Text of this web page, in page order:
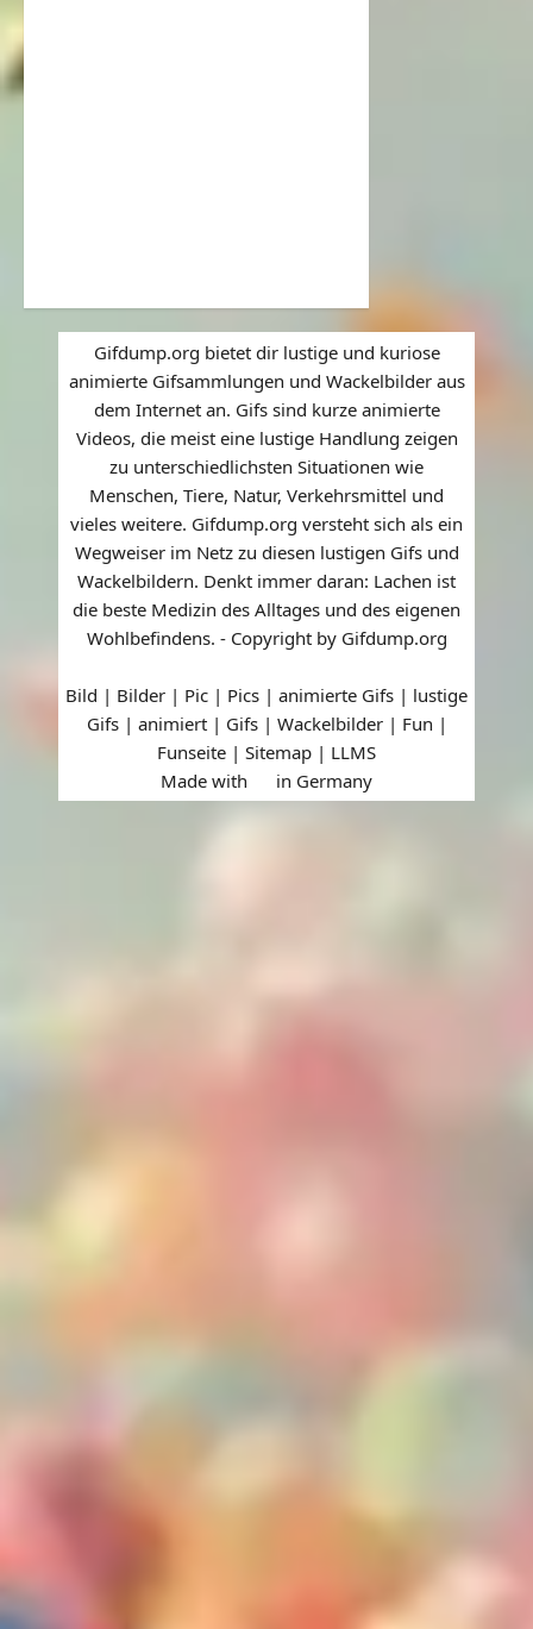
Gifdump.org bietet dir lustige und kuriose
animierte Gifsammlungen und Wackelbilder aus
dem Internet an. Gifs sind kurze animierte
Videos, die meist eine lustige Handlung zeigen
zu unterschiedlichsten Situationen wie
Menschen, Tiere, Natur, Verkehrsmittel und
vieles weitere. Gifdump.org versteht sich als ein
Wegweiser im Netz zu diesen lustigen Gifs und
Wackelbildern. Denkt immer daran: Lachen ist
die beste Medizin des Alltages und des eigenen
Wohlbefindens. - Copyright by Gifdump.org
Bild | Bilder | Pic | Pics | animierte Gifs | lustige
Gifs | animiert | Gifs | Wackelbilder | Fun |
Funseite | Sitemap | LLMS
Made with
in Germany